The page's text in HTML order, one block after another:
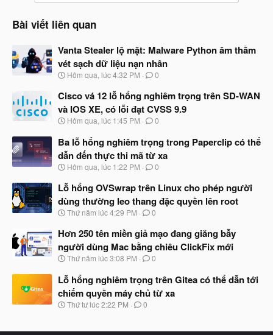
Bài viết liên quan
Vanta Stealer lộ mặt: Malware Python âm thầm
vét sạch dữ liệu nạn nhân
N
à
b
ắ
đ
ầ
u
Hôm qua, lúc 4:32 PM 0
Cisco vá 12 lỗ hổng nghiêm trọng trên SD-WAN
và IOS XE, có lỗi đạt CVSS 9.9
N
à
y
b
ắ
đ
ầ
u
Hôm qua, lúc 1:45 PM 0
Ba lỗ hổng nghiêm trọng trong Paperclip có thể
dẫn đến thực thi mã từ xa
N
à
b
ắ
đ
ầ
u
Hôm qua, lúc 1:22 PM 0
Lỗ hổng OVSwrap trên Linux cho phép người
dùng thường leo thang đặc quyền lên root
N
à
b
ắ
đ
ầ
u
Thứ năm lúc 4:29 PM 0
Hơn 250 tên miền giả mạo đang giăng bẫy
người dùng Mac bằng chiêu ClickFix mới
N
à
y
b
ắ
Thứ năm lúc 3:08 PM 0
Lỗ hổng nghiêm trọng trên Gitea có thể dẫn tới
chiếm quyền máy chủ từ xa
N
y
Thứ tư lúc 2:22 PM 0